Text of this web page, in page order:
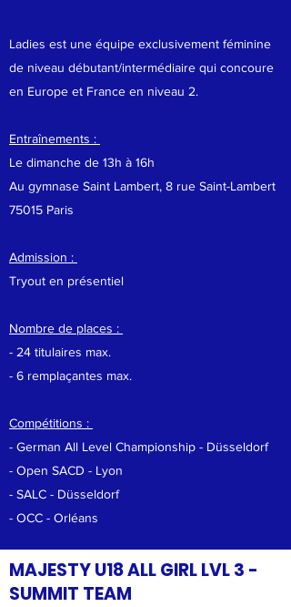
Ladies est une équipe exclusivement féminine
de niveau débutant/intermédiaire qui concoure
en Europe et France en niveau 2.
Entraînements :
Le dimanche de 13h à 16h
Au gymnase Saint Lambert, 8 rue Saint-Lambert
75015 Paris
Admission :
Tryout en présentiel
Nombre de places :
- 24 titulaires max.
- 6 remplaçantes max.
Compétitions :
- German All Level Championship - Düsseldorf
- Open SACD - Lyon
- SALC - Düsseldorf
- OCC - Orléans
MAJESTY U18 ALL GIRL LVL 3 -
SUMMIT TEAM